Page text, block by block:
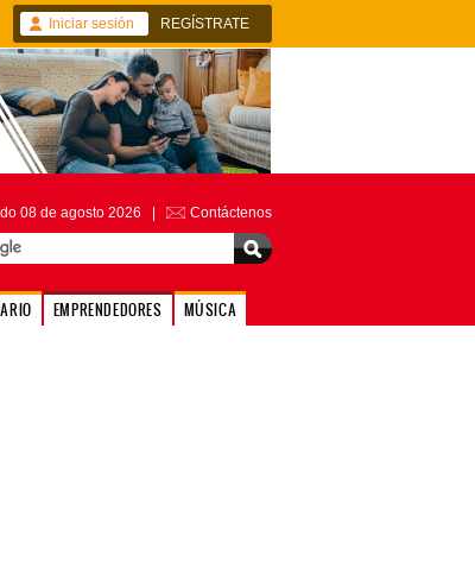
Iniciar sesión REGÍSTRATE
08 de agosto 2026 | Contáctenos
EMPRENDEDORES MÚSICA